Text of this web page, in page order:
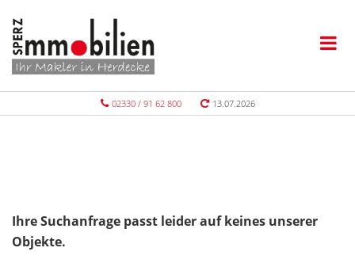
02330 / 91 62 800 13.07.2026
Ihre Suchanfrage passt leider auf keines unserer
Objekte.